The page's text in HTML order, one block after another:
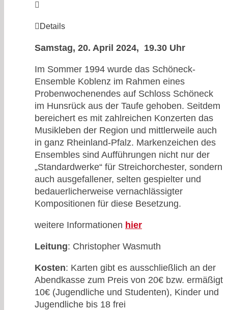
Details
Samstag, 20. April 2024, 19.30 Uhr
Im Sommer 1994 wurde das Schöneck-
Ensemble Koblenz im Rahmen eines
Probenwochenendes auf Schloss Schöneck
im Hunsrück aus der Taufe gehoben. Seitdem
bereichert es mit zahlreichen Konzerten das
Musikleben der Region und mittlerweile auch
in ganz Rheinland-Pfalz. Markenzeichen des
Ensembles sind Aufführungen nicht nur der
„Standardwerke“ für Streichorchester, sondern
auch ausgefallener, selten gespielter und
bedauerlicherweise vernachlässigter
Kompositionen für diese Besetzung.
weitere Informationen hier
Leitung: Christopher Wasmuth
Kosten: Karten gibt es ausschließlich an der
Abendkasse zum Preis von 20€ bzw. ermäßigt
10€ (Jugendliche und Studenten), Kinder und
Jugendliche bis 18 frei